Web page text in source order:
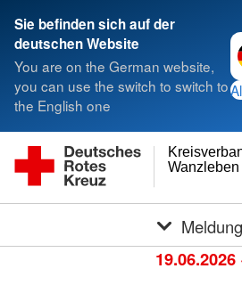
Sie befinden sich auf der
deutschen Website
You are on the German website,
you can use the switch to switch to
the English one
Wanzleben
Meldung
19.06.2026